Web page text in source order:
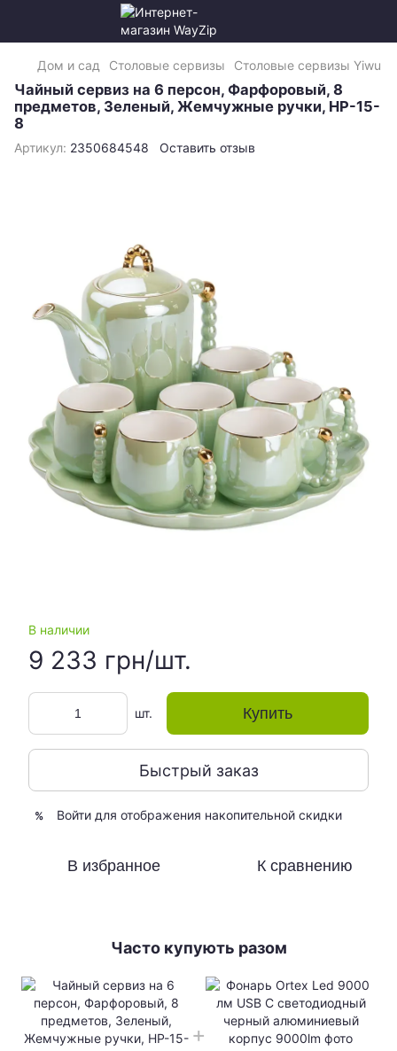
Дом и сад Столовые сервизы Столовые сервизы Yiwu
Чайный сервиз на 6 персон, Фарфоровый, 8
предметов, Зеленый, Жемчужные ручки, HP-15-
8
Артикул: 2350684548 Оставить отзыв
В наличии
9 233 грн/шт.
шт. Купить
Быстрый заказ
% Войти для отображения накопительной скидки
В избранное К сравнению
Часто купують разом